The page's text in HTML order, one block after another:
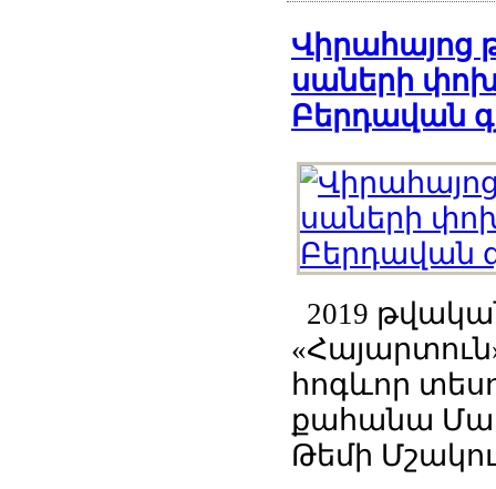
Վիրահայոց
սաների
Բերդավան
2019
հոգևոր
քահանա
Թեմի